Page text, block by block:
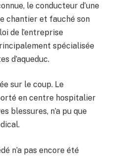
le conducteur d’une
chantier et fauché son
de l’entreprise
spécialisée
d’aqueduc.
sur le coup. Le
en centre hospitalier
blessures, n’a pu que
n’a pas encore été